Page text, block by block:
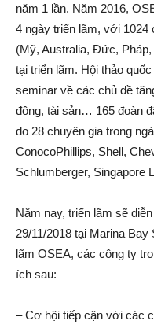
năm 1 lần. Năm 2016,
4 ngày triển lãm, với
(Mỹ, Australia, Đức,
tại triển lãm. Hội thảo
seminar về các chủ đề
động, tài sản… 165 đoàn
do 28 chuyên gia trong
ConocoPhillips, Shell,
Schlumberger, Singapore
Năm nay, triển lãm sẽ
29/11/2018 tại Marina
lãm OSEA, các công ty
ích sau:
– Cơ hội tiếp cận với các